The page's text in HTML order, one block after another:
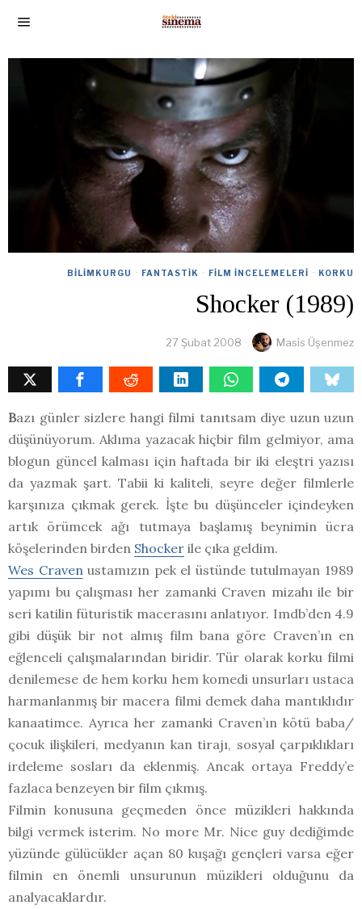
BILIMKURGU · FANTASTIK · FILM İNCELEMELERI · KORKU
Shocker (1989)
27 Şubat 2008 Masis Üşenmez
Bazı günler sizlere hangi filmi tanıtsam diye uzun uzun
düşünüyorum. Aklıma yazacak hiçbir film gelmiyor, ama
blogun güncel kalması için haftada bir iki eleştri yazısı
da yazmak şart. Tabii ki kaliteli, seyre değer filmlerle
karşınıza çıkmak gerek. İşte bu düşünceler içindeyken
artık örümcek ağı tutmaya başlamış beynimin ücra
köşelerinden birden Shocker ile çıka geldim.
Wes Craven ustamızın pek el üstünde tutulmayan 1989
yapımı bu çalışması her zamanki Craven mizahı ile bir
seri katilin füturistik macerasını anlatıyor. Imdb’den 4.9
gibi düşük bir not almış film bana göre Craven’ın en
eğlenceli çalışmalarından biridir. Tür olarak korku filmi
denilemese de hem korku hem komedi unsurları ustaca
harmanlanmış bir macera filmi demek daha mantıklıdır
kanaatimce. Ayrıca her zamanki Craven’ın kötü baba/
çocuk ilişkileri, medyanın kan tirajı, sosyal çarpıklıkları
irdeleme sosları da eklenmiş. Ancak ortaya Freddy’e
fazlaca benzeyen bir film çıkmış.
Filmin konusuna geçmeden önce müzikleri hakkında
bilgi vermek isterim. No more Mr. Nice guy dediğimde
yüzünde gülücükler açan 80 kuşağı gençleri varsa eğer
filmin en önemli unsurunun müzikleri olduğunu da
analyacaklardır.